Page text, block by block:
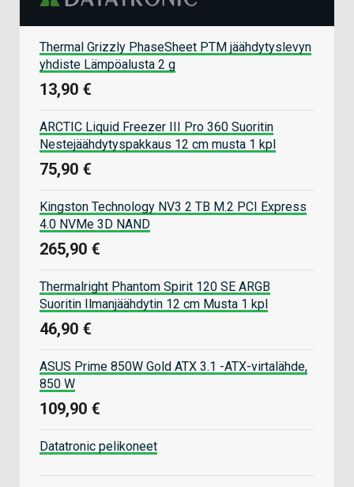
Thermal Grizzly PhaseSheet PTM jäähdytyslevyn
yhdiste Lämpöalusta 2 g
13,90 €
ARCTIC Liquid Freezer III Pro 360 Suoritin
Nestejäähdytyspakkaus 12 cm musta 1 kpl
75,90 €
Kingston Technology NV3 2 TB M.2 PCI Express
4.0 NVMe 3D NAND
265,90 €
Thermalright Phantom Spirit 120 SE ARGB
Suoritin Ilmanjäähdytin 12 cm Musta 1 kpl
46,90 €
ASUS Prime 850W Gold ATX 3.1 -ATX-virtalähde,
850 W
109,90 €
Datatronic pelikoneet